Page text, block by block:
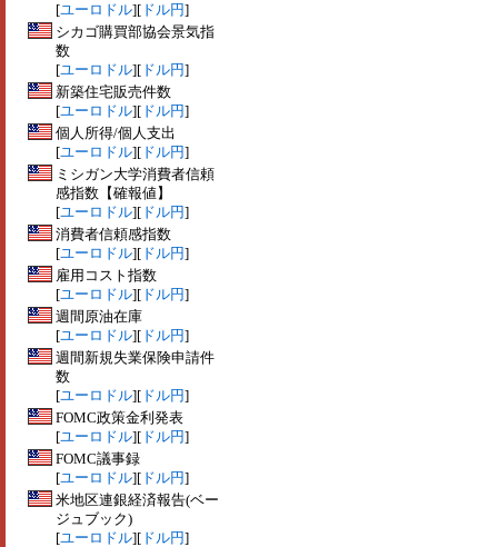
[ユーロドル][ ドル円]
シカゴ購買部協会景気指
数
[ユーロドル][ ドル円]
新築住宅販売件数
[ユーロドル][ ドル円]
個人所得/個人支出
[ユーロドル][ ドル円]
ミシガン大学消費者信頼
感指数【確報値】
[ユーロドル][ ドル円]
消費者信頼感指数
[ユーロドル][ ドル円]
雇用コスト指数
[ユーロドル][ ドル円]
週間原油在庫
[ユーロドル][ ドル円]
週間新規失業保険申請件
数
[ユーロドル][ ドル円]
FOMC政策金利発表
[ユーロドル][ ドル円]
FOMC議事録
[ユーロドル][ ドル円]
米地区連銀経済報告(ベー
ジュブック)
[ユーロドル][ ドル円]